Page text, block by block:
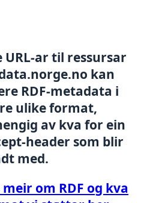
URL-ar til ressursar
kan
RDF-metadata i
ulike format,
av kva for ein
header som blir
med.
meir om RDF og kva